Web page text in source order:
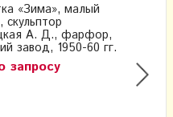
«Зима», малый
скульптор
А. Д., фарфор,
завод, 1950-60 гг.
запросу